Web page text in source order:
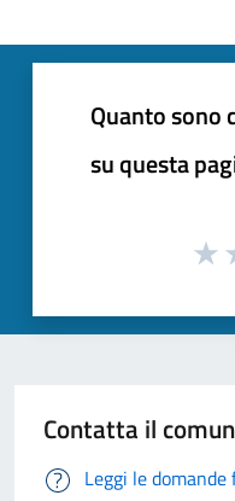
Quanto sono
su questa
Contatta il
Leggi le